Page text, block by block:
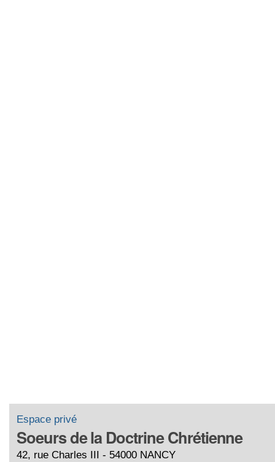
Espace privé
Soeurs de la Doctrine Chrétienne
42, rue Charles III - 54000 NANCY